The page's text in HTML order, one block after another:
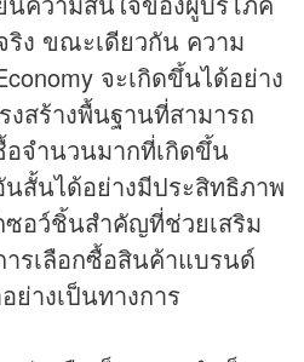
ง ขณะเดียวกัน ความ
จะเกิดขึ้นได้อย่าง
สร้างพื้นฐานที่สามารถ
อจำนวนมากที่เกิดขึ้น
สั้นได้อย่างมีประสิทธิภาพ
ซอว์ชิ้นสำคัญที่ช่วยเสริม
รเลือกซื้อสินค้าแบรนด์
ย่างเป็นทางการ